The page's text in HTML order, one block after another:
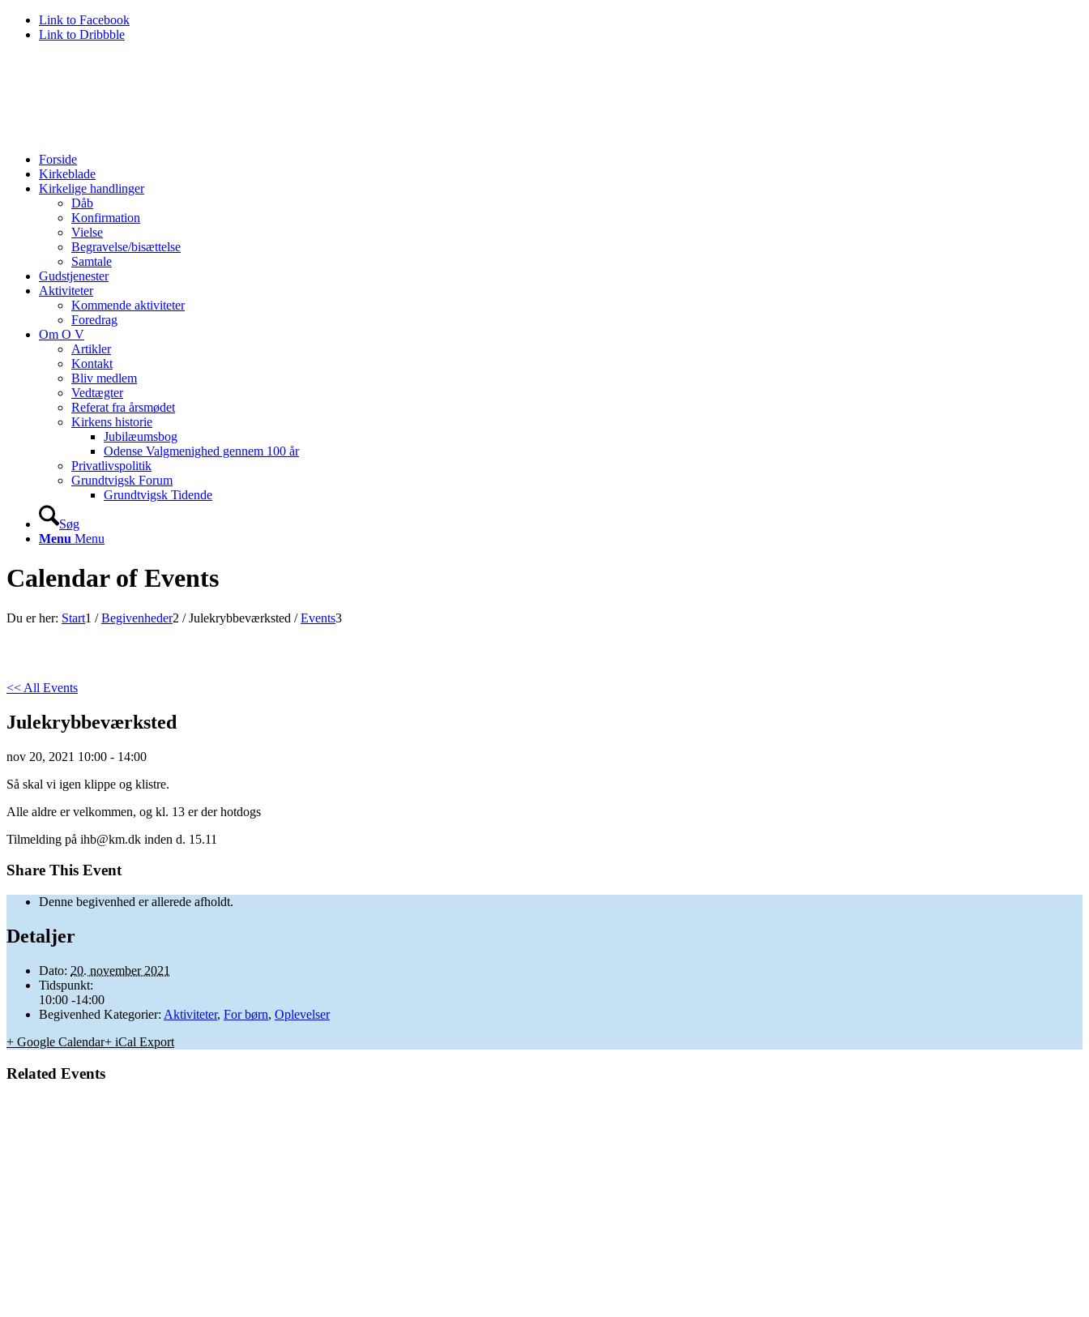
Link to Facebook
Link to Dribbble
Forside
Kirkeblade
Kirkelige handlinger
Dåb
Konfirmation
Vielse
Begravelse/bisættelse
Samtale
Gudstjenester
Aktiviteter
Kommende aktiviteter
Foredrag
Om O V
Artikler
Kontakt
Bliv medlem
Vedtægter
Referat fra årsmødet
Kirkens historie
Jubilæumsbog
Odense Valgmenighed gennem 100 år
Privatlivspolitik
Grundtvigsk Forum
Grundtvigsk Tidende
Søg
Menu Menu
Calendar of Events
Du er her: Start1 / Begivenheder2 / Julekrybbeværksted / Events3
<< All Events
Julekrybbeværksted
nov 20, 2021 10:00 - 14:00
Så skal vi igen klippe og klistre.
Alle aldre er velkommen, og kl. 13 er der hotdogs
Tilmelding på ihb@km.dk inden d. 15.11
Share This Event
Denne begivenhed er allerede afholdt.
Detaljer
Dato: 20. november 2021
Tidspunkt:
10:00 -14:00
Begivenhed Kategorier: Aktiviteter, For børn, Oplevelser
+ Google Calendar+ iCal Export
Related Events